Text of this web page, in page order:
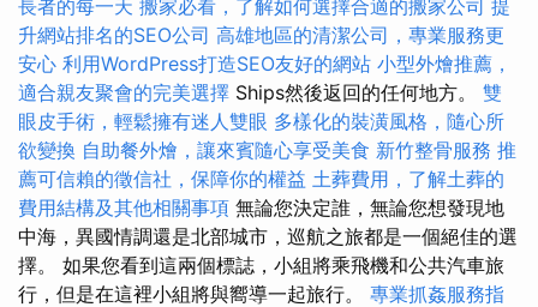
長者的每一天 搬家必看，了解如何選擇合適的搬家公司 提
升網站排名的SEO公司 高雄地區的清潔公司，專業服務更
安心 利用WordPress打造SEO友好的網站 小型外燴推薦，
適合親友聚會的完美選擇 Ships然後返回的任何地方。 雙
眼皮手術，輕鬆擁有迷人雙眼 多樣化的裝潢風格，隨心所
欲變換 自助餐外燴，讓來賓隨心享受美食 新竹整骨服務 推
薦可信賴的徵信社，保障你的權益 土葬費用，了解土葬的
費用結構及其他相關事項 無論您決定誰，無論您想發現地
中海，異國情調還是北部城市，巡航之旅都是一個絕佳的選
擇。 如果您看到這兩個標誌，小組將乘飛機和公共汽車旅
行，但是在這裡小組將與嚮導一起旅行。 專業抓姦服務指